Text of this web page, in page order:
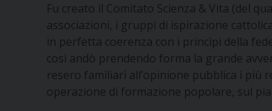
Fu creato il Comitato Scienza & Vita (del
associazioni, i gruppi di ispirazione
in perfetta coerenza con i princìpi della
così andò prendendo forma la grande
resero familiari all’opinione pubblica i più
operazione di formazione popolare, sul